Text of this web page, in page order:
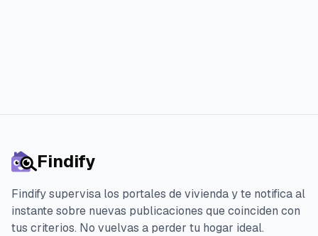
Findify
Findify supervisa los portales de vivienda y te notifica al
instante sobre nuevas publicaciones que coinciden con
tus criterios. No vuelvas a perder tu hogar ideal.